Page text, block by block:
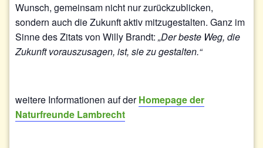
Wunsch, gemeinsam nicht nur zurückzublicken,
sondern auch die Zukunft aktiv mitzugestalten. Ganz im
Sinne des Zitats von Willy Brandt: „Der beste Weg, die
Zukunft vorauszusagen, ist, sie zu gestalten.“
weitere Informationen auf derHomepage der
Naturfreunde Lambrecht